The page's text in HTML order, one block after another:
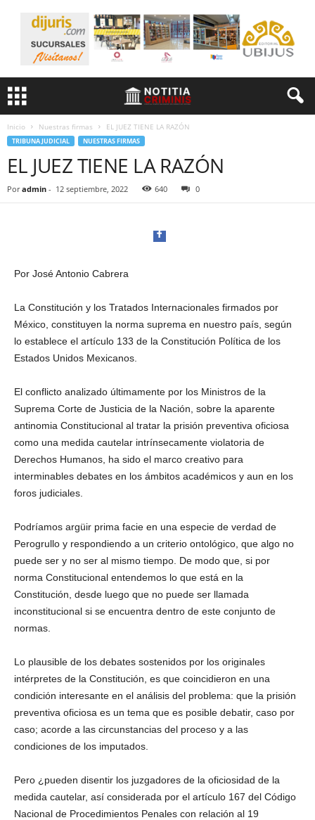
Inicio Nuestras firmas EL JUEZ TIENE LA RAZÓN
TRIBUNA JUDICIAL NUESTRAS FIRMAS
EL JUEZ TIENE LA RAZÓN
Por admin - 12 septiembre, 2022 640 0
Facebook
Twitter
Whatsapp
Por José Antonio Cabrera
La Constitución y los Tratados Internacionales firmados por
México, constituyen la norma suprema en nuestro país, según
lo establece el artículo 133 de la Constitución Política de los
Estados Unidos Mexicanos.
El conflicto analizado últimamente por los Ministros de la
Suprema Corte de Justicia de la Nación, sobre la aparente
antinomia Constitucional al tratar la prisión preventiva oficiosa
como una medida cautelar intrínsecamente violatoria de
Derechos Humanos, ha sido el marco creativo para
interminables debates en los ámbitos académicos y aun en los
foros judiciales.
Podríamos argüir prima facie en una especie de verdad de
Perogrullo y respondiendo a un criterio ontológico, que algo no
puede ser y no ser al mismo tiempo. De modo que, si por
norma Constitucional entendemos lo que está en la
Constitución, desde luego que no puede ser llamada
inconstitucional si se encuentra dentro de este conjunto de
normas.
Lo plausible de los debates sostenidos por los originales
intérpretes de la Constitución, es que coincidieron en una
condición interesante en el análisis del problema: que la prisión
preventiva oficiosa es un tema que es posible debatir, caso por
caso; acorde a las circunstancias del proceso y a las
condiciones de los imputados.
Pero ¿pueden disentir los juzgadores de la oficiosidad de la
medida cautelar, así considerada por el artículo 167 del Código
Nacional de Procedimientos Penales con relación al 19